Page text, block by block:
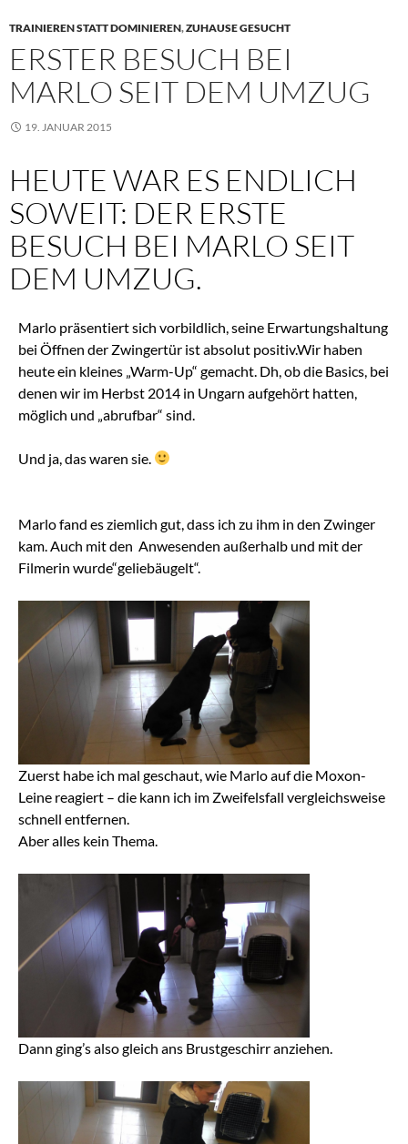
TRAINIEREN STATT DOMINIEREN,ZUHAUSE GESUCHT
ERSTER BESUCH BEI
MARLO SEIT DEM UMZUG
19. JANUAR 2015
HEUTE WAR ES ENDLICH
SOWEIT: DER ERSTE
BESUCH BEI MARLO SEIT
DEM UMZUG.
Marlo präsentiert sich vorbildlich, seine Erwartungshaltung
bei Öffnen der Zwingertür ist absolut positiv.Wir haben
heute ein kleines „Warm-Up“ gemacht. Dh, ob die Basics, bei
denen wir im Herbst 2014 in Ungarn aufgehört hatten,
möglich und „abrufbar“ sind.
Und ja, das waren sie.
Marlo fand es ziemlich gut, dass ich zu ihm in den Zwinger
kam. Auch mit den Anwesenden außerhalb und mit der
Filmerin wurde“geliebäugelt“.
Zuerst habe ich mal geschaut, wie Marlo auf die Moxon-
Leine reagiert – die kann ich im Zweifelsfall vergleichsweise
schnell entfernen.
Aber alles kein Thema.
Dann ging’s also gleich ans Brustgeschirr anziehen.